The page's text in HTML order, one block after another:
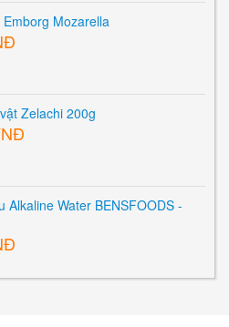
Mozarella
Zelachi 200g
Alkaline Water BENSFOODS -